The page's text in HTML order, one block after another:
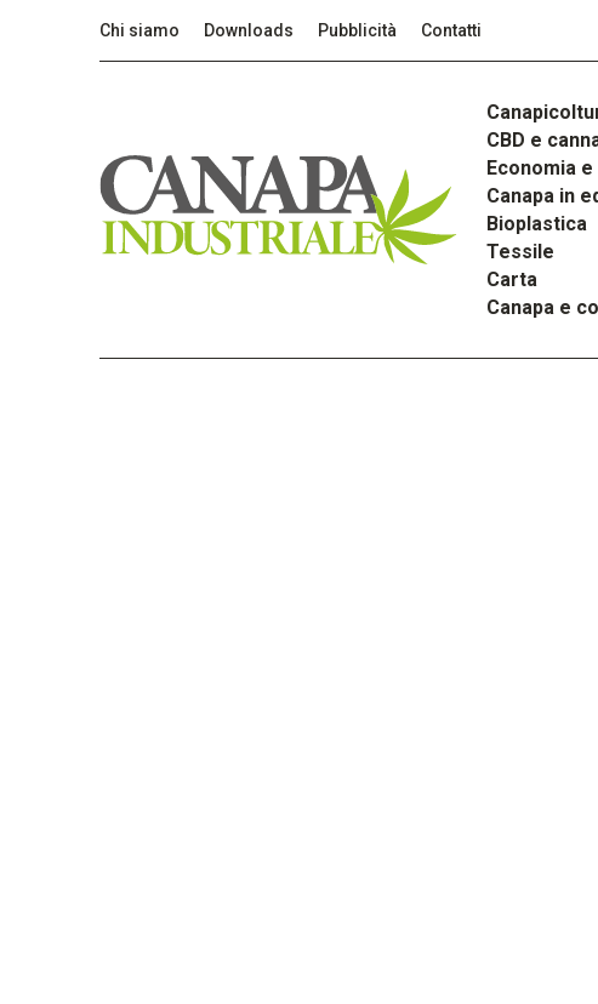
Chi siamo Downloads Pubblicità Contatti
CBD e
Economia
Canapa in
Bioplastica
Tessile
Carta
Canapa e